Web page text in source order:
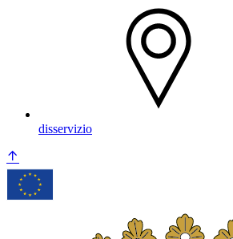
disservizio